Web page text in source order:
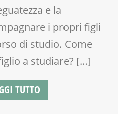
e la
i propri figli
di studio. Come
a studiare? […]
TUTTO